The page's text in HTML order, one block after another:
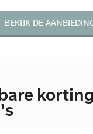
BEKIJK DE